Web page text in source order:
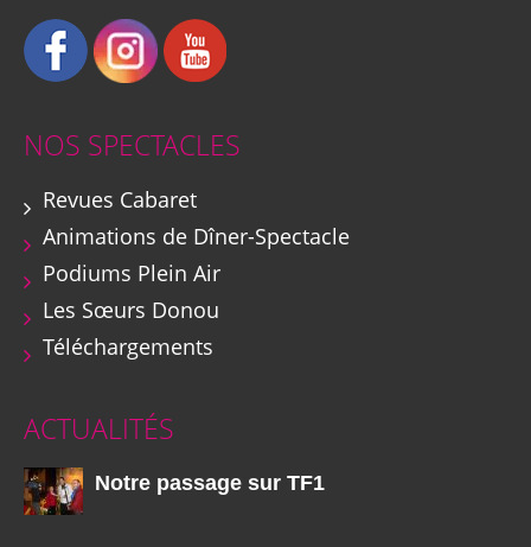
NOS SPECTACLES
Revues Cabaret
Animations de Dîner-Spectacle
Podiums Plein Air
Les Sœurs Donou
Téléchargements
ACTUALITÉS
Notre passage sur TF1